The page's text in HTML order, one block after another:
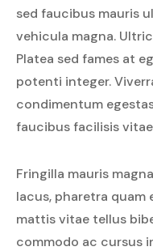
sed faucibus mauris
vehicula magna.
Platea sed fames at
potenti integer.
condimentum
faucibus facilisis
Fringilla mauris
lacus, pharetra quam
mattis vitae tellus
commodo ac cursus